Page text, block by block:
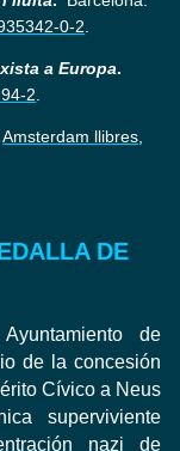
0-2.
a Europa.
2.
Amsterdam llibres,
DE
de
de la concesión
Cívico a Neus
superviviente
nazi
de